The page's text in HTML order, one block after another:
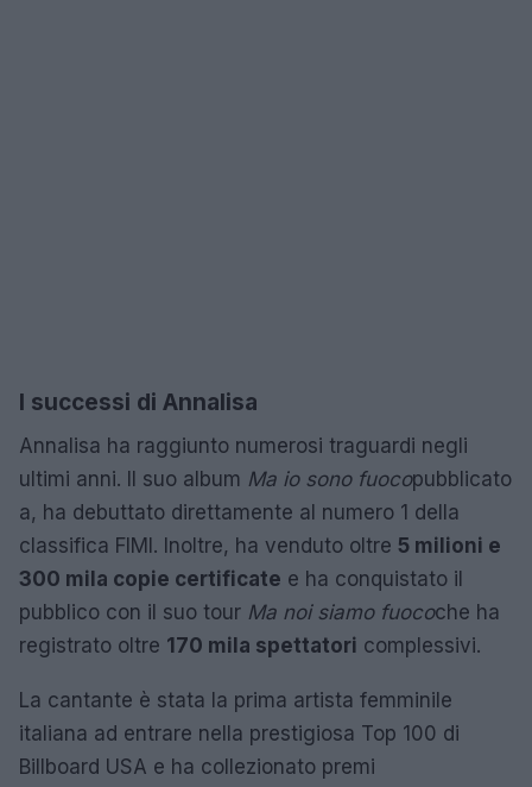
I successi di Annalisa
Annalisa ha raggiunto numerosi traguardi negli
ultimi anni. Il suo album Ma io sono fuocopubblicato
a, ha debuttato direttamente al numero 1 della
classifica FIMI. Inoltre, ha venduto oltre 5 milioni e
300 mila copie certificate e ha conquistato il
pubblico con il suo tour Ma noi siamo fuocoche ha
registrato oltre 170 mila spettatori complessivi.
La cantante è stata la prima artista femminile
italiana ad entrare nella prestigiosa Top 100 di
Billboard USA e ha collezionato premi